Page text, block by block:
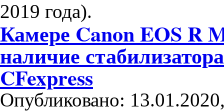
2019 года).
Камере Canon EOS R
наличие
CFexpress
Опубликовано: